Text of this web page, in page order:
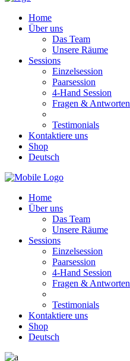
Home
Über uns
Das Team
Unsere Räume
Sessions
Einzelsession
Paarsession
4-Hand Session
Fragen & Antworten
Testimonials
Kontaktiere uns
Shop
Deutsch
Home
Über uns
Das Team
Unsere Räume
Sessions
Einzelsession
Paarsession
4-Hand Session
Fragen & Antworten
Testimonials
Kontaktiere uns
Shop
Deutsch